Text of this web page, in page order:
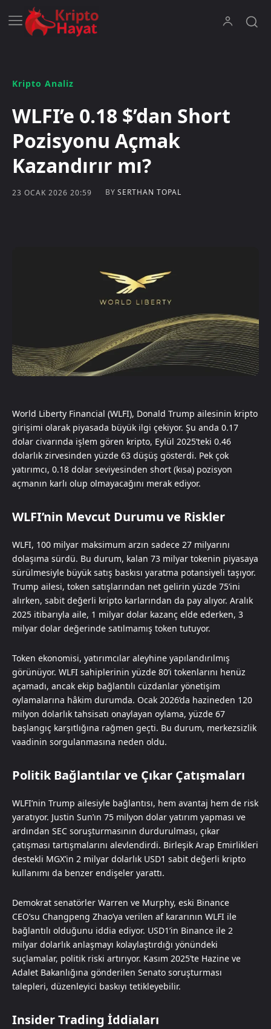
Kripto Analiz
WLFI’e 0.18 $’dan Short
Pozisyonu Açmak
Kazandırır mı?
23 OCAK 2026 20:59 BY SERTHAN TOPAL
World Liberty Financial (WLFI), Donald Trump ailesinin kripto
girişimi olarak piyasada büyük ilgi çekiyor. Şu anda 0.17
dolar civarında işlem gören kripto, Eylül 2025’teki 0.46
dolarlık zirvesinden yüzde 63 düşüş gösterdi. Pek çok
yatırımcı, 0.18 dolar seviyesinden short (kısa) pozisyon
açmanın karlı olup olmayacağını merak ediyor.
WLFI’nin Mevcut Durumu ve Riskler
WLFI, 100 milyar maksimum arzın sadece 27 milyarını
dolaşıma sürdü. Bu durum, kalan 73 milyar tokenin piyasaya
sürülmesiyle büyük satış baskısı yaratma potansiyeli taşıyor.
Trump ailesi, token satışlarından net gelirin yüzde 75’ini
alırken, sabit değerli kripto karlarından da pay alıyor. Aralık
2025 itibarıyla aile, 1 milyar dolar kazanç elde ederken, 3
milyar dolar değerinde satılmamış token tutuyor.
Token ekonomisi, yatırımcılar aleyhine yapılandırılmış
görünüyor. WLFI sahiplerinin yüzde 80’i tokenlarını henüz
açamadı, ancak ekip bağlantılı cüzdanlar yönetişim
oylamalarına hâkim durumda. Ocak 2026’da hazineden 120
milyon dolarlık tahsisatı onaylayan oylama, yüzde 67
başlangıç karşıtlığına rağmen geçti. Bu durum, merkezsizlik
vaadinin sorgulanmasına neden oldu.
Politik Bağlantılar ve Çıkar Çatışmaları
WLFI’nin Trump ailesiyle bağlantısı, hem avantaj hem de risk
yaratıyor. Justin Sun’ın 75 milyon dolar yatırım yapması ve
ardından SEC soruşturmasının durdurulması, çıkar
çatışması tartışmalarını alevlendirdi. Birleşik Arap Emirlikleri
destekli MGX’in 2 milyar dolarlık USD1 sabit değerli kripto
kullanımı da benzer endişeler yarattı.
Demokrat senatörler Warren ve Murphy, eski Binance
CEO’su Changpeng Zhao’ya verilen af kararının WLFI ile
bağlantılı olduğunu iddia ediyor. USD1’in Binance ile 2
milyar dolarlık anlaşmayı kolaylaştırdığı yönündeki
suçlamalar, politik riski artırıyor. Kasım 2025’te Hazine ve
Adalet Bakanlığına gönderilen Senato soruşturması
talepleri, düzenleyici baskıyı tetikleyebilir.
Insider Trading İddiaları